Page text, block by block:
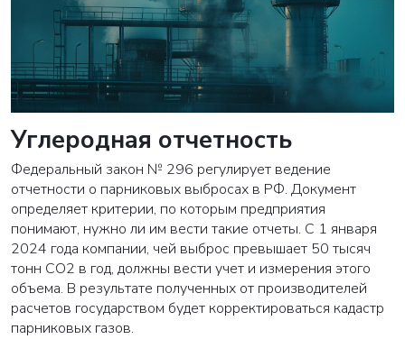
Углеродная отчетность
Федеральный закон № 296 регулирует ведение
отчетности о парниковых выбросах в РФ. Документ
определяет критерии, по которым предприятия
понимают, нужно ли им вести такие отчеты. С 1 января
2024 года компании, чей выброс превышает 50 тысяч
тонн СО2 в год, должны вести учет и измерения этого
объема. В результате полученных от производителей
расчетов государством будет корректироваться кадастр
парниковых газов.
ВАША ЗАЯВКА ОТПРАВЛЕНА
в ближайшее время наши менеджеры
свяжутся с вами
Закрыть